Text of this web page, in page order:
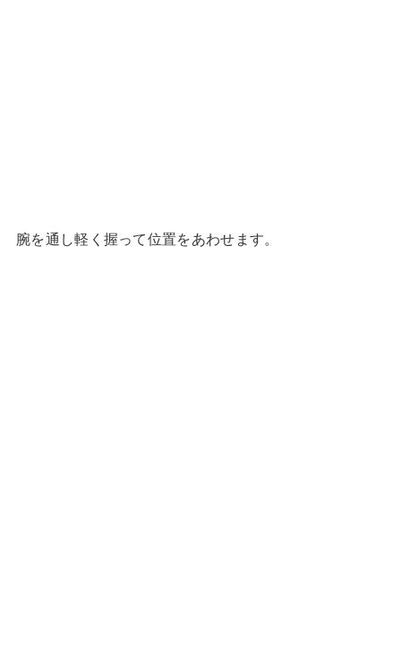
腕を通し軽く握って位置をあわせます。